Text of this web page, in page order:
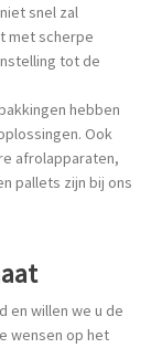
snel zal
met scherpe
tot de
hebben
Ook
afrolapparaten,
pallets zijn bij ons
en willen we u de
wensen op het